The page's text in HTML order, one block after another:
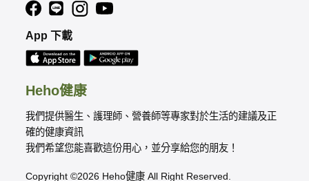
Heho健康
我們提供醫生、護理師、營養師等專家對於生活的建議及正
確的健康資訊
我們希望您能喜歡這份用心，並分享給您的朋友！
Copyright ©2026 Heho健康 All Right Reserved.
App 下載